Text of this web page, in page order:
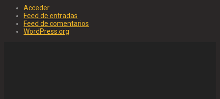
Acceder
Feed de entradas
Feed de comentarios
WordPress.org